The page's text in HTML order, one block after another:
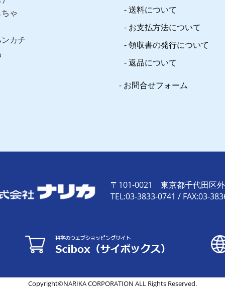
ゃ
カチ
送料について
お支払方法について
領収書の発行について
返品について
お問合せフォーム
〒101-0021 東京都千代田区
TEL:03-3833-0741 / FAX:03-
Copyright©NARIKA CORPORATION ALL Rights Reserved.